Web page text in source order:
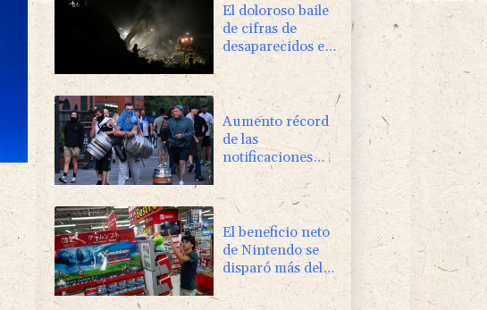
El doloroso baile
de cifras de
desaparecidos en
los sismos en
Venezuela
Aumento récord
de las
notificaciones
radicalización en
Reino Unido
El beneficio neto
de Nintendo se
disparó más del
50% en el primer
trimestre